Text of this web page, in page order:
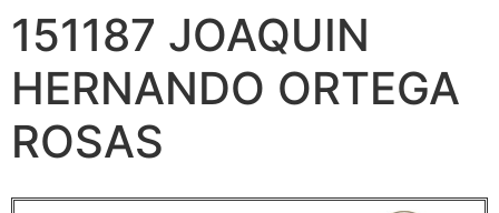
151187 JOAQUIN
HERNANDO ORTEGA
ROSAS